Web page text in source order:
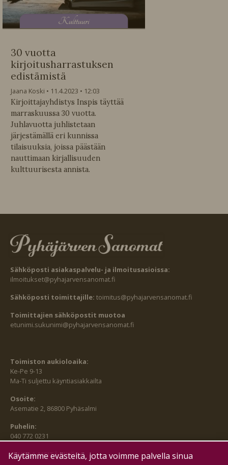
Kulttuuri
30 vuotta
kirjoitusharrastuksen
edistämistä
Jaana Koski 11.4.2023
12:03
Kirjoittajayhdistys Inspis täyttää
marraskuussa 30 vuotta.
Juhlavuotta juhlistetaan
järjestämällä eri kunnissa
tilaisuuksia, joissa päästään
nauttimaan kirjallisuuden
kulttuurisesta annista.
Sähköposti asiakaspalvelu- ja ilmoitusasioissa:
ilmoitukset@pyhajarvensanomat.fi
Sähköposti toimittajille: toimitus@pyhajarvensanomat.fi
Toimittajien sähköpostit muotoa
etunimi.sukunimi@pyhajarvensanomat.fi
Toimiston aukioloaika:
Ke-Pe 9-13
Ma-Ti suljettu käyntiasiakkailta
Osoite:
Asematie 2, 86800 Pyhäsalmi
Puhelin:
040 772 0231
SEURAA MEITÄ MYÖS:
Käytämme evästeitä, jotta voimme palvella sinua